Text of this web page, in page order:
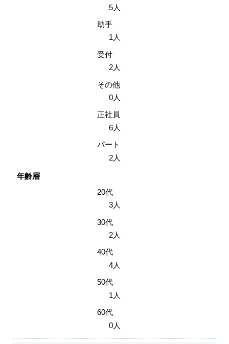
5人
助手
1人
受付
2人
その他
0人
正社員
6人
パート
2人
年齢層
20代
3人
30代
2人
40代
4人
50代
1人
60代
0人